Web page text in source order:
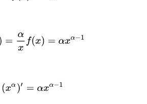
f αx (x =α
(xα ′=α xα−1